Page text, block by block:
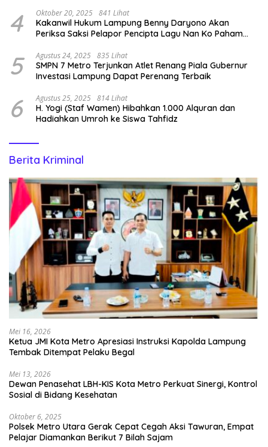
4 Oktober 20, 2025 841 Lihat
Kakanwil Hukum Lampung Benny Daryono Akan
Periksa Saksi Pelapor Pencipta Lagu Nan Ko Paham
5 Agustus 24, 2025 835 Lihat
SMPN 7 Metro Terjunkan Atlet Renang Piala Gubernur
Investasi Lampung Dapat Perenang Terbaik
6 Agustus 25, 2025 814 Lihat
H. Yogi (Staf Wamen) Hibahkan 1.000 Alquran dan
Hadiahkan Umroh ke Siswa Tahfidz
Berita Kriminal
Mei 16, 2026
Ketua JMI Kota Metro Apresiasi Instruksi Kapolda Lampung
Tembak Ditempat Pelaku Begal
Mei 13, 2026
Dewan Penasehat LBH-KIS Kota Metro Perkuat Sinergi, Kontrol
Sosial di Bidang Kesehatan
Oktober 6, 2025
Polsek Metro Utara Gerak Cepat Cegah Aksi Tawuran, Empat
Pelajar Diamankan Berikut 7 Bilah Sajam